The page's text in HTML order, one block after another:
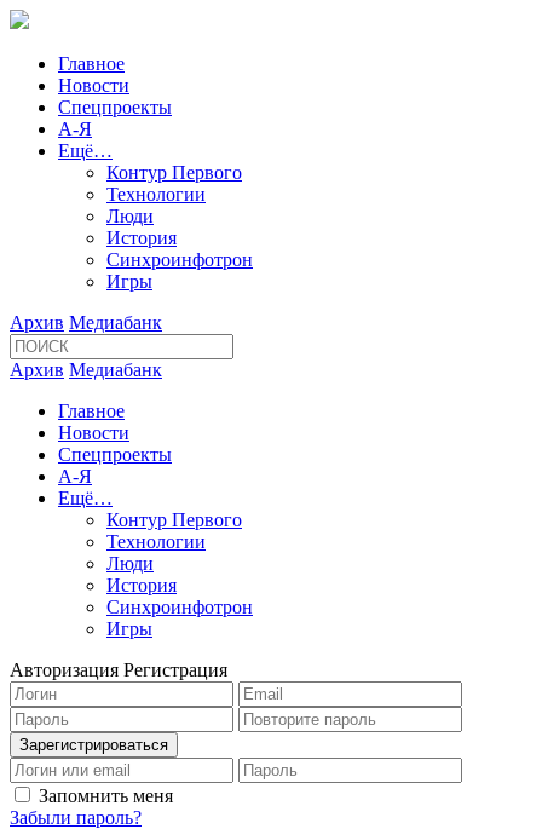
Главное
Новости
Спецпроекты
А-Я
Ещё…
Контур Первого
Технологии
Люди
История
Синхроинфотрон
Игры
Архив Медиабанк
Архив Медиабанк
Главное
Новости
Спецпроекты
А-Я
Ещё…
Контур Первого
Технологии
Люди
История
Синхроинфотрон
Игры
Авторизация Регистрация
Запомнить меня
Забыли пароль?